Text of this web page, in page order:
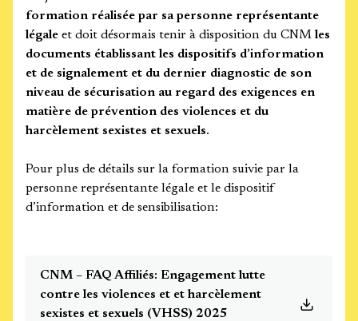
formation réalisée par sa personne représentante
légale et doit désormais tenir à disposition du CNM les
documents établissant les dispositifs d’information
et de signalement et du dernier diagnostic de son
niveau de sécurisation au regard des exigences en
matière de prévention des violences et du
harcèlement sexistes et sexuels.
Pour plus de détails sur la formation suivie par la
personne représentante légale et le dispositif
d’information et de sensibilisation:
CNM – FAQ Affiliés: Engagement lutte
contre les violences et et harcèlement
sexistes et sexuels (VHSS) 2025